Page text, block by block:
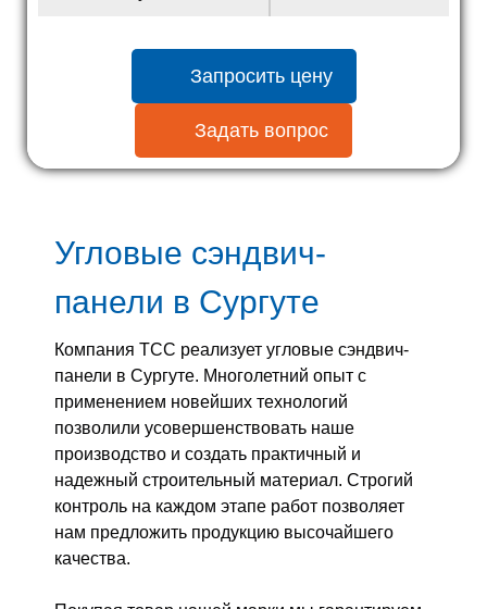
Запросить цену
Задать вопрос
Угловые сэндвич-
панели в Сургуте
Компания ТСС реализует угловые сэндвич-
панели в Сургуте. Многолетний опыт с
применением новейших технологий
позволили усовершенствовать наше
производство и создать практичный и
надежный строительный материал. Строгий
контроль на каждом этапе работ позволяет
нам предложить продукцию высочайшего
качества.